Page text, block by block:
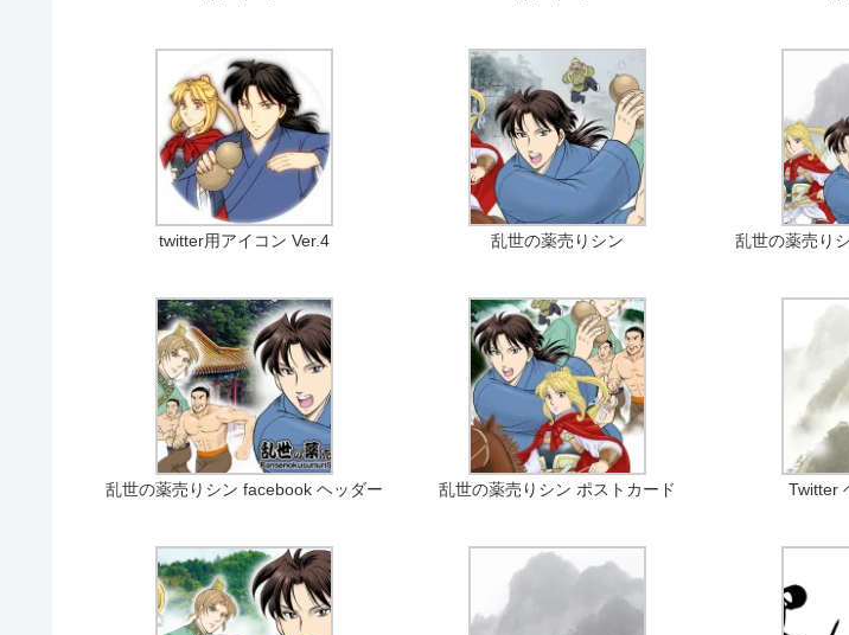
twitter用アイコン Ver.4 乱世の薬売りシン 乱世の薬売り
乱世の薬売りシン facebook ヘッダー 乱世の薬売りシン ポストカード Twitter